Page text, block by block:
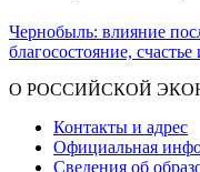
Чернобыль: влияние
благосостояние,
О РОССИЙСКОЙ
Контакты и адрес
Официальная
Сведения об